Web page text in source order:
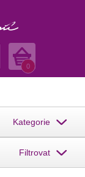
Košík
0
Kategorie
Filtrovat